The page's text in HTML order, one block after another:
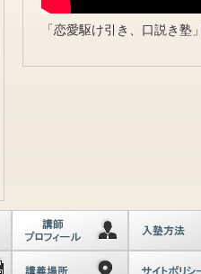
「恋愛駆け引き、口説き塾